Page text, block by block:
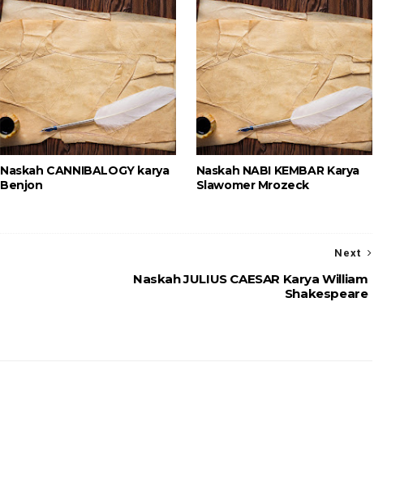
Naskah CANNIBALOGY karya
Benjon
Naskah NABI KEMBAR Karya
Slawomer Mrozeck
Next
Naskah JULIUS CAESAR Karya William
Shakespeare